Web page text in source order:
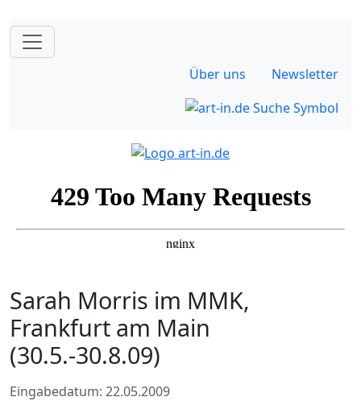
Über uns Newsletter
Sarah Morris im MMK,
Frankfurt am Main
(30.5.-30.8.09)
Eingabedatum: 22.05.2009